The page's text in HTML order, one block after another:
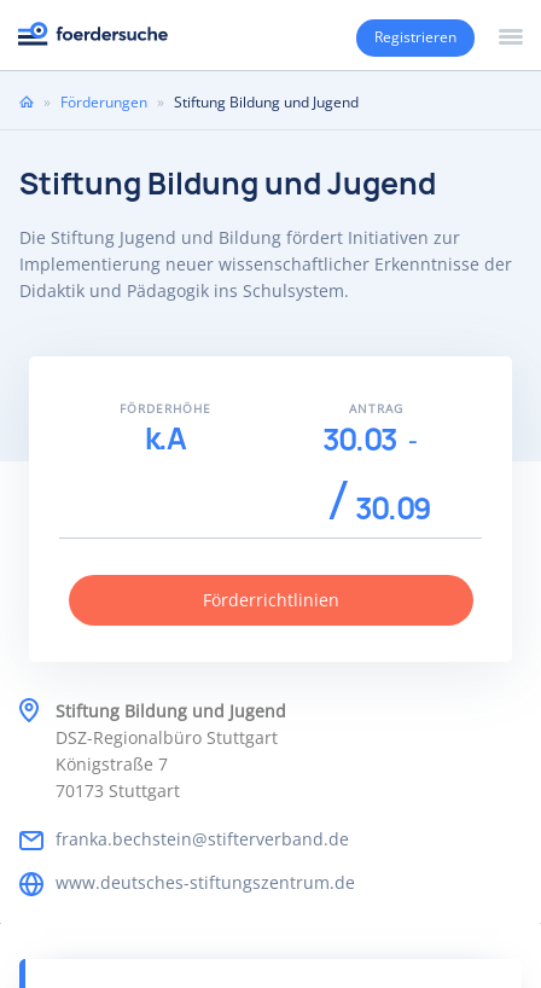
Registrieren
Sie» Förderungen » Stiftung Bildung und Jugend
Stiftung Bildung und Jugend
Die Stiftung Jugend und Bildung fördert Initiativen zur
Implementierung neuer wissenschaftlicher Erkenntnisse der
Didaktik und Pädagogik ins Schulsystem.
Stiftung Bildung und Jugend
DSZ-Regionalbüro Stuttgart
Königstraße 7
70173 Stuttgart
franka.bechstein@stifterverband.de
www.deutsches-stiftungszentrum.de
FÖRDERHÖHE
k.A
ANTRAG
30.03
30.09
Förderrichtlinien